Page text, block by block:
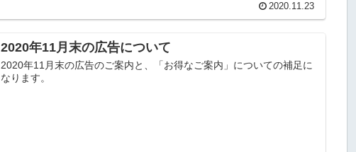
2020.11.23
2020年11月末の広告について
2020年11月末の広告のご案内と、「お得なご案内」についての補足に
なります。